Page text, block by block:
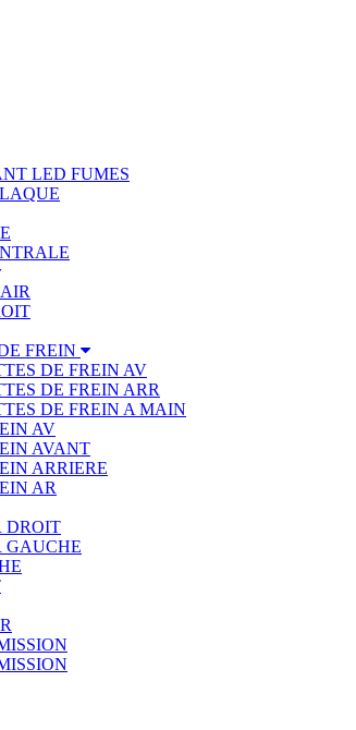
LED FUMES
FREIN
DE FREIN AV
DE FREIN ARR
DE FREIN A MAIN
AV
AVANT
ARRIERE
AR
DROIT
GAUCHE